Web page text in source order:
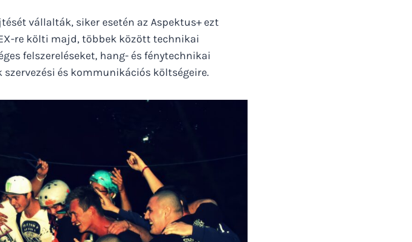
vállalták, siker esetén az Aspektus+ ezt
re költi majd, többek között technikai
felszereléseket, hang- és fénytechnikai
és kommunikációs költségeire.